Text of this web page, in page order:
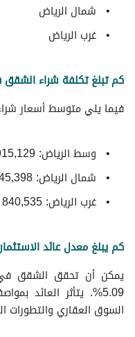
شمال الرياض
غرب الرياض
كم تبلغ تكلفة شراء
فيما يلي متوسط ​​أسعار
وسط الرياض: 915,129 ريال سعودي
شمال الرياض: 1,345,398 ريال سعودي
غرب الرياض: 840,535 ريال سعودي
كم يبلغ معدل عائد
يمكن أن تحقق الشقق في
5.09%. يتأثر العائد
السوق العقاري والتطورات